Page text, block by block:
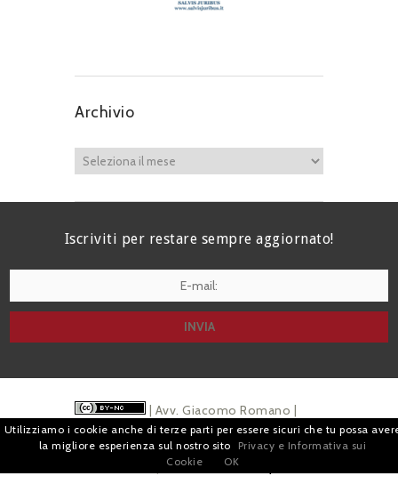
Archivio
Iscriviti per restare sempre aggiornato!
| Avv. Giacomo Romano |
Piazza di Campitelli, 2 - 00186 Roma | P.I.
Pubblicità ePrivacy
Utilizziamo i cookie anche di terze parti per essere sicuri che tu possa
la migliore esperienza sul nostro sito
Privacy e Informativa sui
Cookie
OK